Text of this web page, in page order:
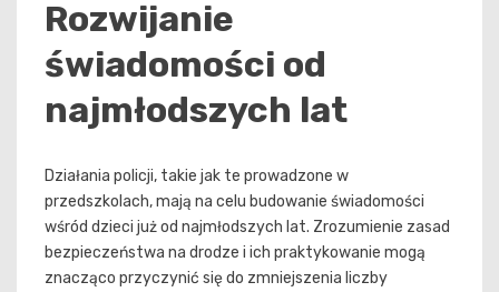
Rozwijanie
świadomości od
najmłodszych lat
Działania policji, takie jak te prowadzone w
przedszkolach, mają na celu budowanie świadomości
wśród dzieci już od najmłodszych lat. Zrozumienie zasad
bezpieczeństwa na drodze i ich praktykowanie mogą
znacząco przyczynić się do zmniejszenia liczby